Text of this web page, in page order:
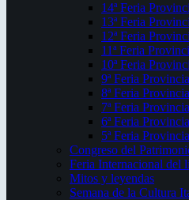
14ª Feria
13ª Feria
12ª Feria
11ª Feria
10ª Feria
9ª Feria
8ª Feria
7ª Feria
6ª Feria
5ª Feria
Congreso del
Feria Internacional del
Mitos y leyendas
Semana de la Cultura